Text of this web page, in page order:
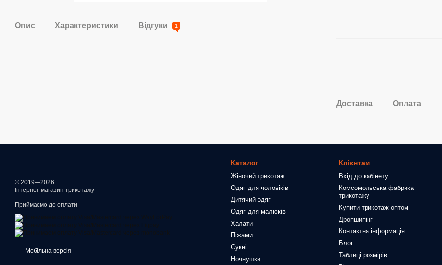
Опис Характеристики Відгуки 1
Доставка Оплата
© 2019—2026
Інтернет магазин трикотажу
Приймаємо до оплати
Мобільна версія
Каталог
Жіночий трикотаж
Одяг для чоловіків
Дитячий одяг
Одяг для малюків
Халати
Піжами
Сукні
Ночнушки
Клієнтам
Вхід до кабінету
Комсомольська фабрика
трикотажу
Купити трикотаж оптом
Дропшипінг
Контактна інформація
Блог
Таблиці розмірів